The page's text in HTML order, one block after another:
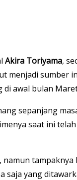
Akira Toriyama,
menjadi sumber
awal bulan
sepanjang
saat ini
saja yang